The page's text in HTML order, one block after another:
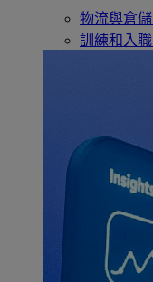
物流與倉儲
訓練和入職